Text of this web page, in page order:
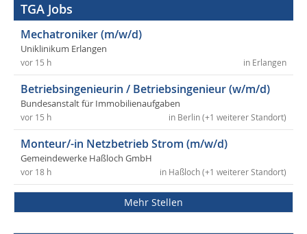
TGA Jobs
Mechatroniker (m/w/d)
Uniklinikum Erlangen
in Erlangen
vor 15 h
Betriebsingenieurin / Betriebsingenieur (w/m/d)
Bundesanstalt für Immobilienaufgaben
in Berlin (+1 weiterer Standort)
vor 15 h
Monteur/-in Netzbetrieb Strom (m/w/d)
Gemeindewerke Haßloch GmbH
in Haßloch (+1 weiterer Standort)
vor 18 h
Mehr Stellen